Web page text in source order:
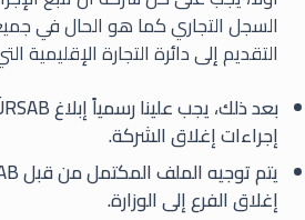
السجل التجاري كما هو الحال في
التقديم إلى دائرة التجارة الإقليمية
إجراءات إغلاق الشركة.
إغلاق الفرع إلى الوزارة.